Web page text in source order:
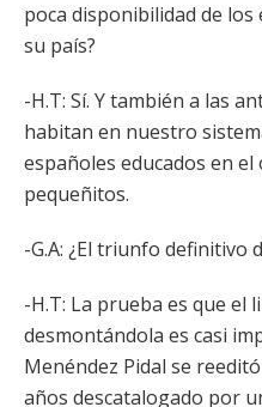
poca disponibilidad de
su país?
-H.T: Sí. Y también a las
habitan en nuestro
españoles educados en el
pequeñitos.
-G.A: ¿El triunfo definitivo
-H.T: La prueba es que el
desmontándola es casi
Menéndez Pidal se
años descatalogado por